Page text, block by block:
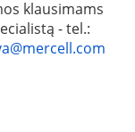
klausimams
- tel.: